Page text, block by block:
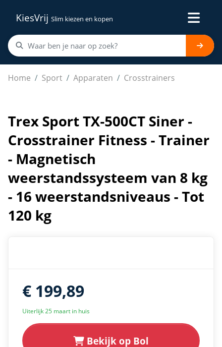
KiesVrij Slim kiezen en kopen
Home Sport Apparaten Crosstrainers
Trex Sport TX-500CT Siner - Crosstrainer Fitness -
Trex Sport TX-500CT Siner -
Crosstrainer Fitness - Trainer
- Magnetisch
weerstandssysteem van 8 kg
- 16 weerstandsniveaus - Tot
120 kg
€ 199,89
Uiterlijk 25 maart in huis
Bekijk op Bol